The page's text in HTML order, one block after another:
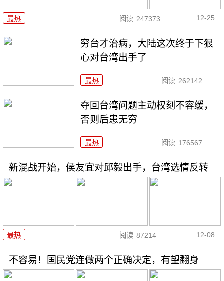
最热 阅读 247373 12-25
穷台才治病，大陆这次终于下狠
心对台湾出手了
最热 阅读 262142
夺回台湾问题主动权刻不容缓，
否则后患无穷
最热 阅读 176567
新混战开始，侯友宜对邱毅出手，台湾选情反转
最热 阅读 87214 12-08
不容易！国民党连做两个正确决定，有望翻身